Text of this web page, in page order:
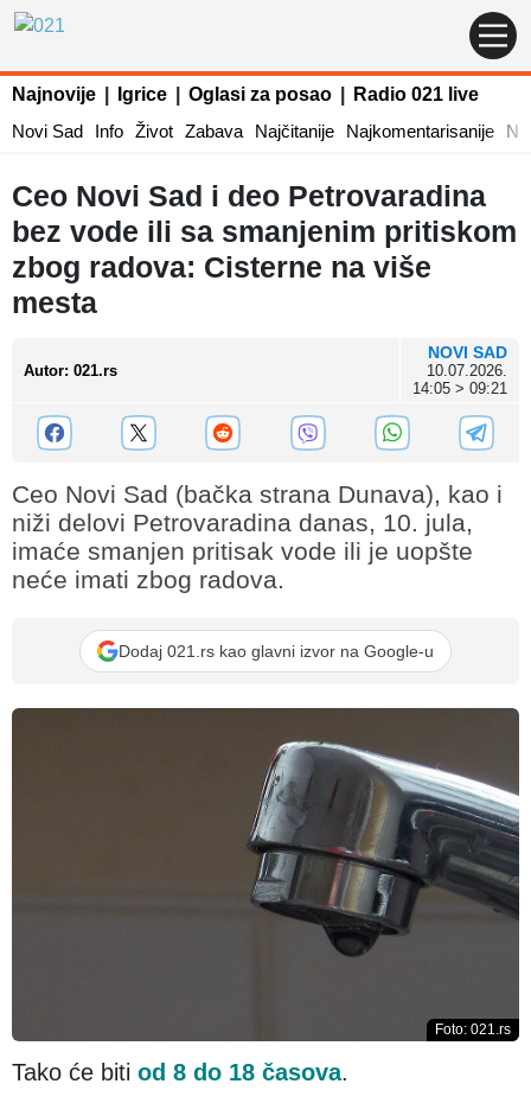
Najnovije Igrice Oglasi za posao
Radio 021 live
Novi Sad
Info Život Zabava Najčitanije Najkomentarisanije
Ceo Novi Sad i deo Petrovaradina
bez vode ili sa smanjenim pritiskom
zbog radova: Cisterne na više
mesta
Autor: 021.rs
NOVI SAD
10.07.2026.
14:05 > 09:21
Ceo Novi Sad (bačka strana Dunava), kao i
niži delovi Petrovaradina danas, 10. jula,
imaće smanjen pritisak vode ili je uopšte
neće imati zbog radova.
Dodaj 021.rs kao glavni izvor na Google-u
Foto: 021.rs
Tako će biti od 8 do 18 časova.